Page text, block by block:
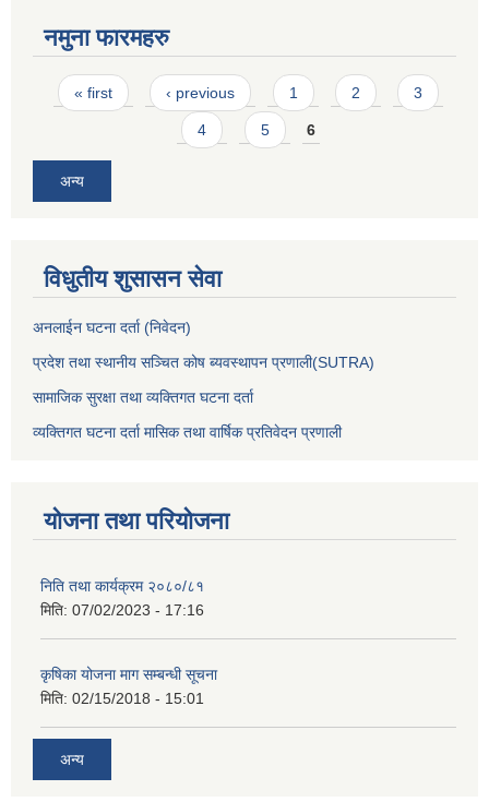
नमुना फारमहरु
Pages
« first ‹ previous 1 2 3
4 5 6
अन्य
विधुतीय शुसासन सेवा
अनलाईन घटना दर्ता (निवेदन)
प्रदेश तथा स्थानीय सञ्चित कोष ब्यवस्थापन प्रणाली(SUTRA)
सामाजिक सुरक्षा तथा व्यक्तिगत घटना दर्ता
व्यक्तिगत घटना दर्ता मासिक तथा वार्षिक प्रतिवेदन प्रणाली
योजना तथा परियोजना
निति तथा कार्यक्रम २०८०/८१
मिति: 07/02/2023 - 17:16
कृषिका योजना माग सम्बन्धी सूचना
मिति: 02/15/2018 - 15:01
अन्य